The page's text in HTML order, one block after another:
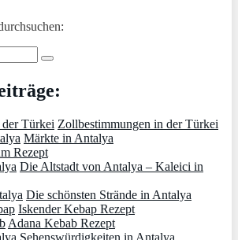
Zollbestimmungen in der Türkei
Märkte in Antalya
Rezept
Die Altstadt von Antalya – Kaleici in
Die schönsten Strände in Antalya
Iskender Kebap Rezept
Adana Kebab Rezept
Sehenswürdigkeiten in Antalya